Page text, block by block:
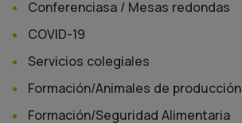
Conferenciasa / Mesas redondas
COVID-19
Servicios colegiales
Formación/Animales de producción
Formación/Seguridad Alimentaria